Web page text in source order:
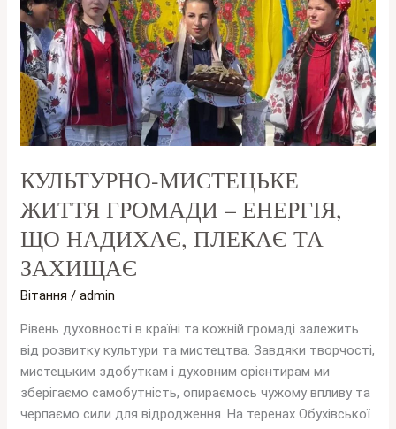
КУЛЬТУРНО-МИСТЕЦЬКЕ
ЖИТТЯ ГРОМАДИ – ЕНЕРГІЯ,
ЩО НАДИХАЄ, ПЛЕКАЄ ТА
ЗАХИЩАЄ
Вітання /admin
Рівень духовності в країні та кожній громаді залежить
від розвитку культури та мистецтва. Завдяки творчості,
мистецьким здобуткам і духовним орієнтирам ми
зберігаємо самобутність, опираємось чужому впливу та
черпаємо сили для відродження. На теренах Обухівської
ГРОМАДИ
–
ЕНЕРГІЯ,
ЩО
НАДИХАЄ,
ПЛЕКАЄ
ТА
ЗАХИЩАЄ